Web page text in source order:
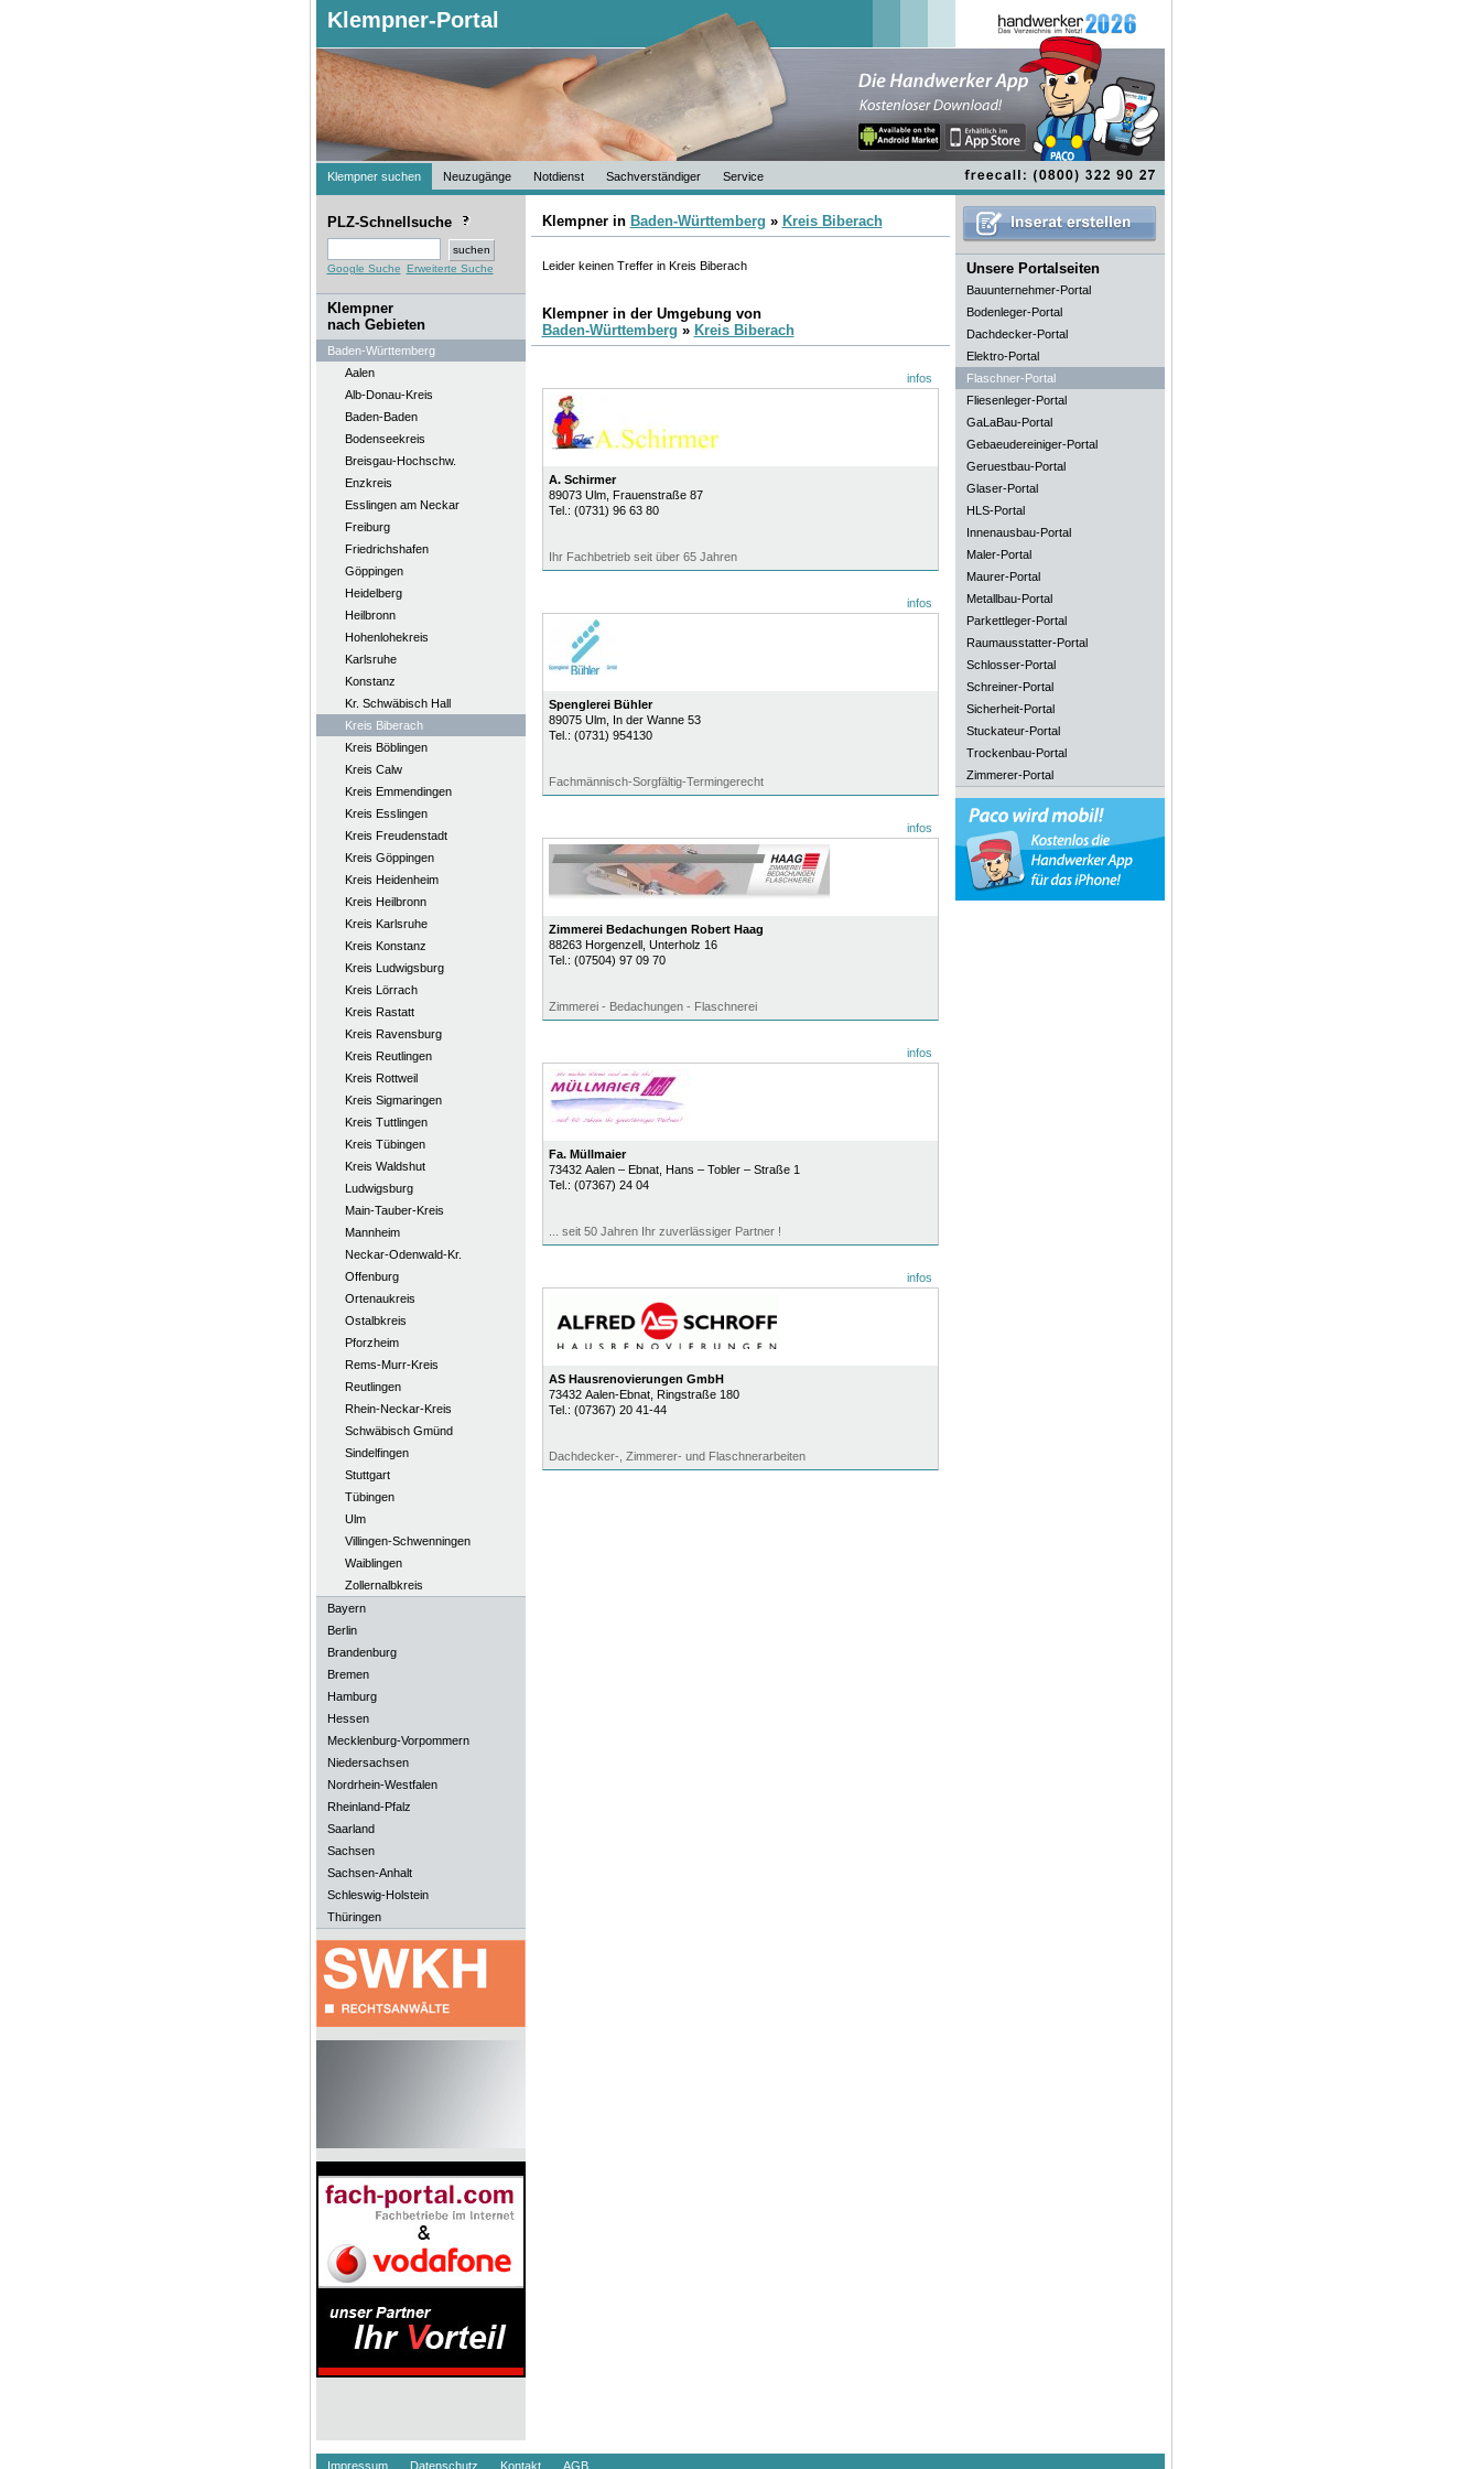
Klempner-Portal
Klempner suchen Neuzugänge Notdienst Sachverständiger Service
PLZ-Schnellsuche
Google Suche Erweiterte Suche
Klempner
nach Gebieten
Baden-Württemberg
Aalen
Alb-Donau-Kreis
Baden-Baden
Bodenseekreis
Breisgau-Hochschw.
Enzkreis
Esslingen am Neckar
Freiburg
Friedrichshafen
Göppingen
Heidelberg
Heilbronn
Hohenlohekreis
Karlsruhe
Konstanz
Kr. Schwäbisch Hall
Kreis Biberach
Kreis Böblingen
Kreis Calw
Kreis Emmendingen
Kreis Esslingen
Kreis Freudenstadt
Kreis Göppingen
Kreis Heidenheim
Kreis Heilbronn
Kreis Karlsruhe
Kreis Konstanz
Kreis Ludwigsburg
Kreis Lörrach
Kreis Rastatt
Kreis Ravensburg
Kreis Reutlingen
Kreis Rottweil
Kreis Sigmaringen
Kreis Tuttlingen
Kreis Tübingen
Kreis Waldshut
Ludwigsburg
Main-Tauber-Kreis
Mannheim
Neckar-Odenwald-Kr.
Offenburg
Ortenaukreis
Ostalbkreis
Pforzheim
Rems-Murr-Kreis
Reutlingen
Rhein-Neckar-Kreis
Schwäbisch Gmünd
Sindelfingen
Stuttgart
Tübingen
Ulm
Villingen-Schwenningen
Waiblingen
Zollernalbkreis
Bayern
Berlin
Brandenburg
Bremen
Hamburg
Hessen
Mecklenburg-Vorpommern
Niedersachsen
Nordrhein-Westfalen
Rheinland-Pfalz
Saarland
Sachsen
Sachsen-Anhalt
Schleswig-Holstein
Thüringen
Klempner in Baden-Württemberg » Kreis Biberach
Leider keinen Treffer in Kreis Biberach
Klempner in der Umgebung von
Baden-Württemberg » Kreis Biberach
infos
A. Schirmer
89073 Ulm, Frauenstraße 87
Tel.: (0731) 96 63 80
Ihr Fachbetrieb seit über 65 Jahren
infos
Spenglerei Bühler
89075 Ulm, In der Wanne 53
Tel.: (0731) 954130
Fachmännisch-Sorgfältig-Termingerecht
infos
Zimmerei Bedachungen Robert Haag
88263 Horgenzell, Unterholz 16
Tel.: (07504) 97 09 70
Zimmerei - Bedachungen - Flaschnerei
infos
Fa. Müllmaier
73432 Aalen – Ebnat, Hans – Tobler – Straße 1
Tel.: (07367) 24 04
... seit 50 Jahren Ihr zuverlässiger Partner !
infos
AS Hausrenovierungen GmbH
73432 Aalen-Ebnat, Ringstraße 180
Tel.: (07367) 20 41-44
Dachdecker-, Zimmerer- und Flaschnerarbeiten
Unsere Portalseiten
Bauunternehmer-Portal
Bodenleger-Portal
Dachdecker-Portal
Elektro-Portal
Flaschner-Portal
Fliesenleger-Portal
GaLaBau-Portal
Gebaeudereiniger-Portal
Geruestbau-Portal
Glaser-Portal
HLS-Portal
Innenausbau-Portal
Maler-Portal
Maurer-Portal
Metallbau-Portal
Parkettleger-Portal
Raumausstatter-Portal
Schlosser-Portal
Schreiner-Portal
Sicherheit-Portal
Stuckateur-Portal
Trockenbau-Portal
Zimmerer-Portal
Impressum Datenschutz Kontakt AGB